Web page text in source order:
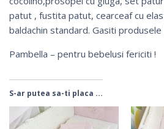
patut , fustita patut, cearceaf cu
baldachin standard. Gasiti
Pambella – pentru bebelusi fericiti !
S-ar putea sa-ti placa ...